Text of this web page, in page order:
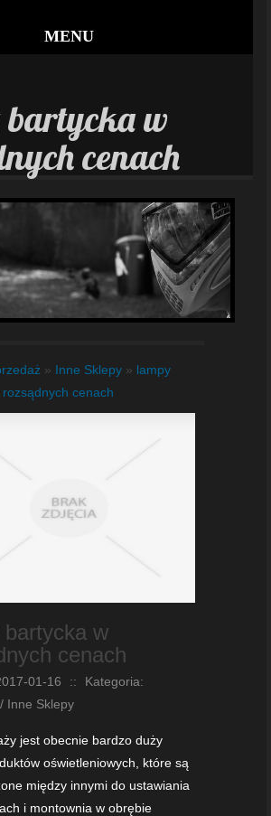
MENU
w
cenach
» Inne Sklepy » lampy
cenach
bartycka w
cenach
01-16 ::
Kategoria:
Inne Sklepy
jest obecnie bardzo duży
oświetleniowych, które są
między innymi do ustawiania
i montownia w obrębie